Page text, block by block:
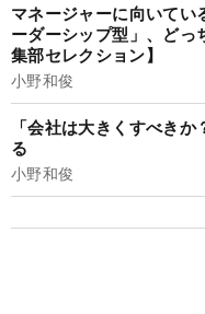
マネージャーに向いてい
ーダーシップ型」、ど
集部セレクション】
小野和俊
「会社は大きくすべき
る
小野和俊